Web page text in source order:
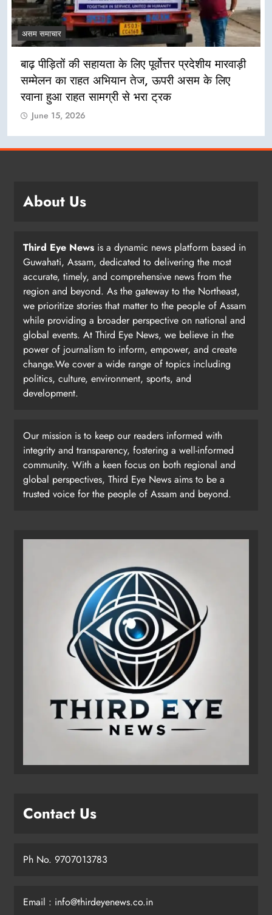
असम समाचार
बाढ़ पीड़ितों की सहायता के लिए पूर्वोत्तर प्रदेशीय मारवाड़ी
सम्मेलन का राहत अभियान तेज, ऊपरी असम के लिए
रवाना हुआ राहत सामग्री से भरा ट्रक
June 15, 2026
About Us
Third Eye News is a dynamic news platform based in
Guwahati, Assam, dedicated to delivering the most
accurate, timely, and comprehensive news from the
region and beyond. As the gateway to the Northeast,
we prioritize stories that matter to the people of Assam
while providing a broader perspective on national and
global events. At Third Eye News, we believe in the
power of journalism to inform, empower, and create
change.We cover a wide range of topics including
politics, culture, environment, sports, and
development.
Our mission is to keep our readers informed with
integrity and transparency, fostering a well-informed
community. With a keen focus on both regional and
global perspectives, Third Eye News aims to be a
trusted voice for the people of Assam and beyond.
Contact Us
Ph No. 9707013783
Email : info@thirdeyenews.co.in